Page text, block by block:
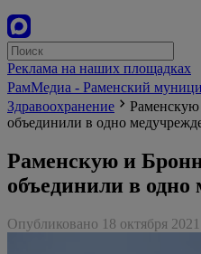
Реклама на наших площадках
РамМедиа - Раменский
Здравоохранение
объединили в одно
Раменскую и
объединили в одно
Опубликовано 18 октября